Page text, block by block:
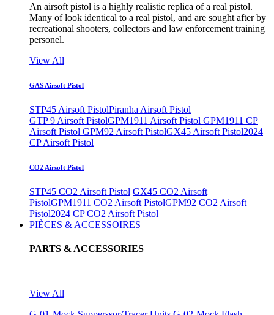
An airsoft pistol is a highly realistic replica of a real pistol.
Many of look identical to a real pistol, and are sought after by
recreational shooters, collectors and law enforcement training
personel.
View All
GAS Airsoft Pistol
STP45 Airsoft PistolPiranha Airsoft Pistol
GTP 9 Airsoft PistolGPM1911 Airsoft Pistol GPM1911 CP
Airsoft Pistol GPM92 Airsoft PistolGX45 Airsoft Pistol2024
CP Airsoft Pistol
CO2 Airsoft Pistol
STP45 CO2 Airsoft Pistol GX45 CO2 Airsoft
PistolGPM1911 CO2 Airsoft PistolGPM92 CO2 Airsoft
Pistol2024 CP CO2 Airsoft Pistol
PIÈCES & ACCESSOIRES
PARTS & ACCESSORIES
View All